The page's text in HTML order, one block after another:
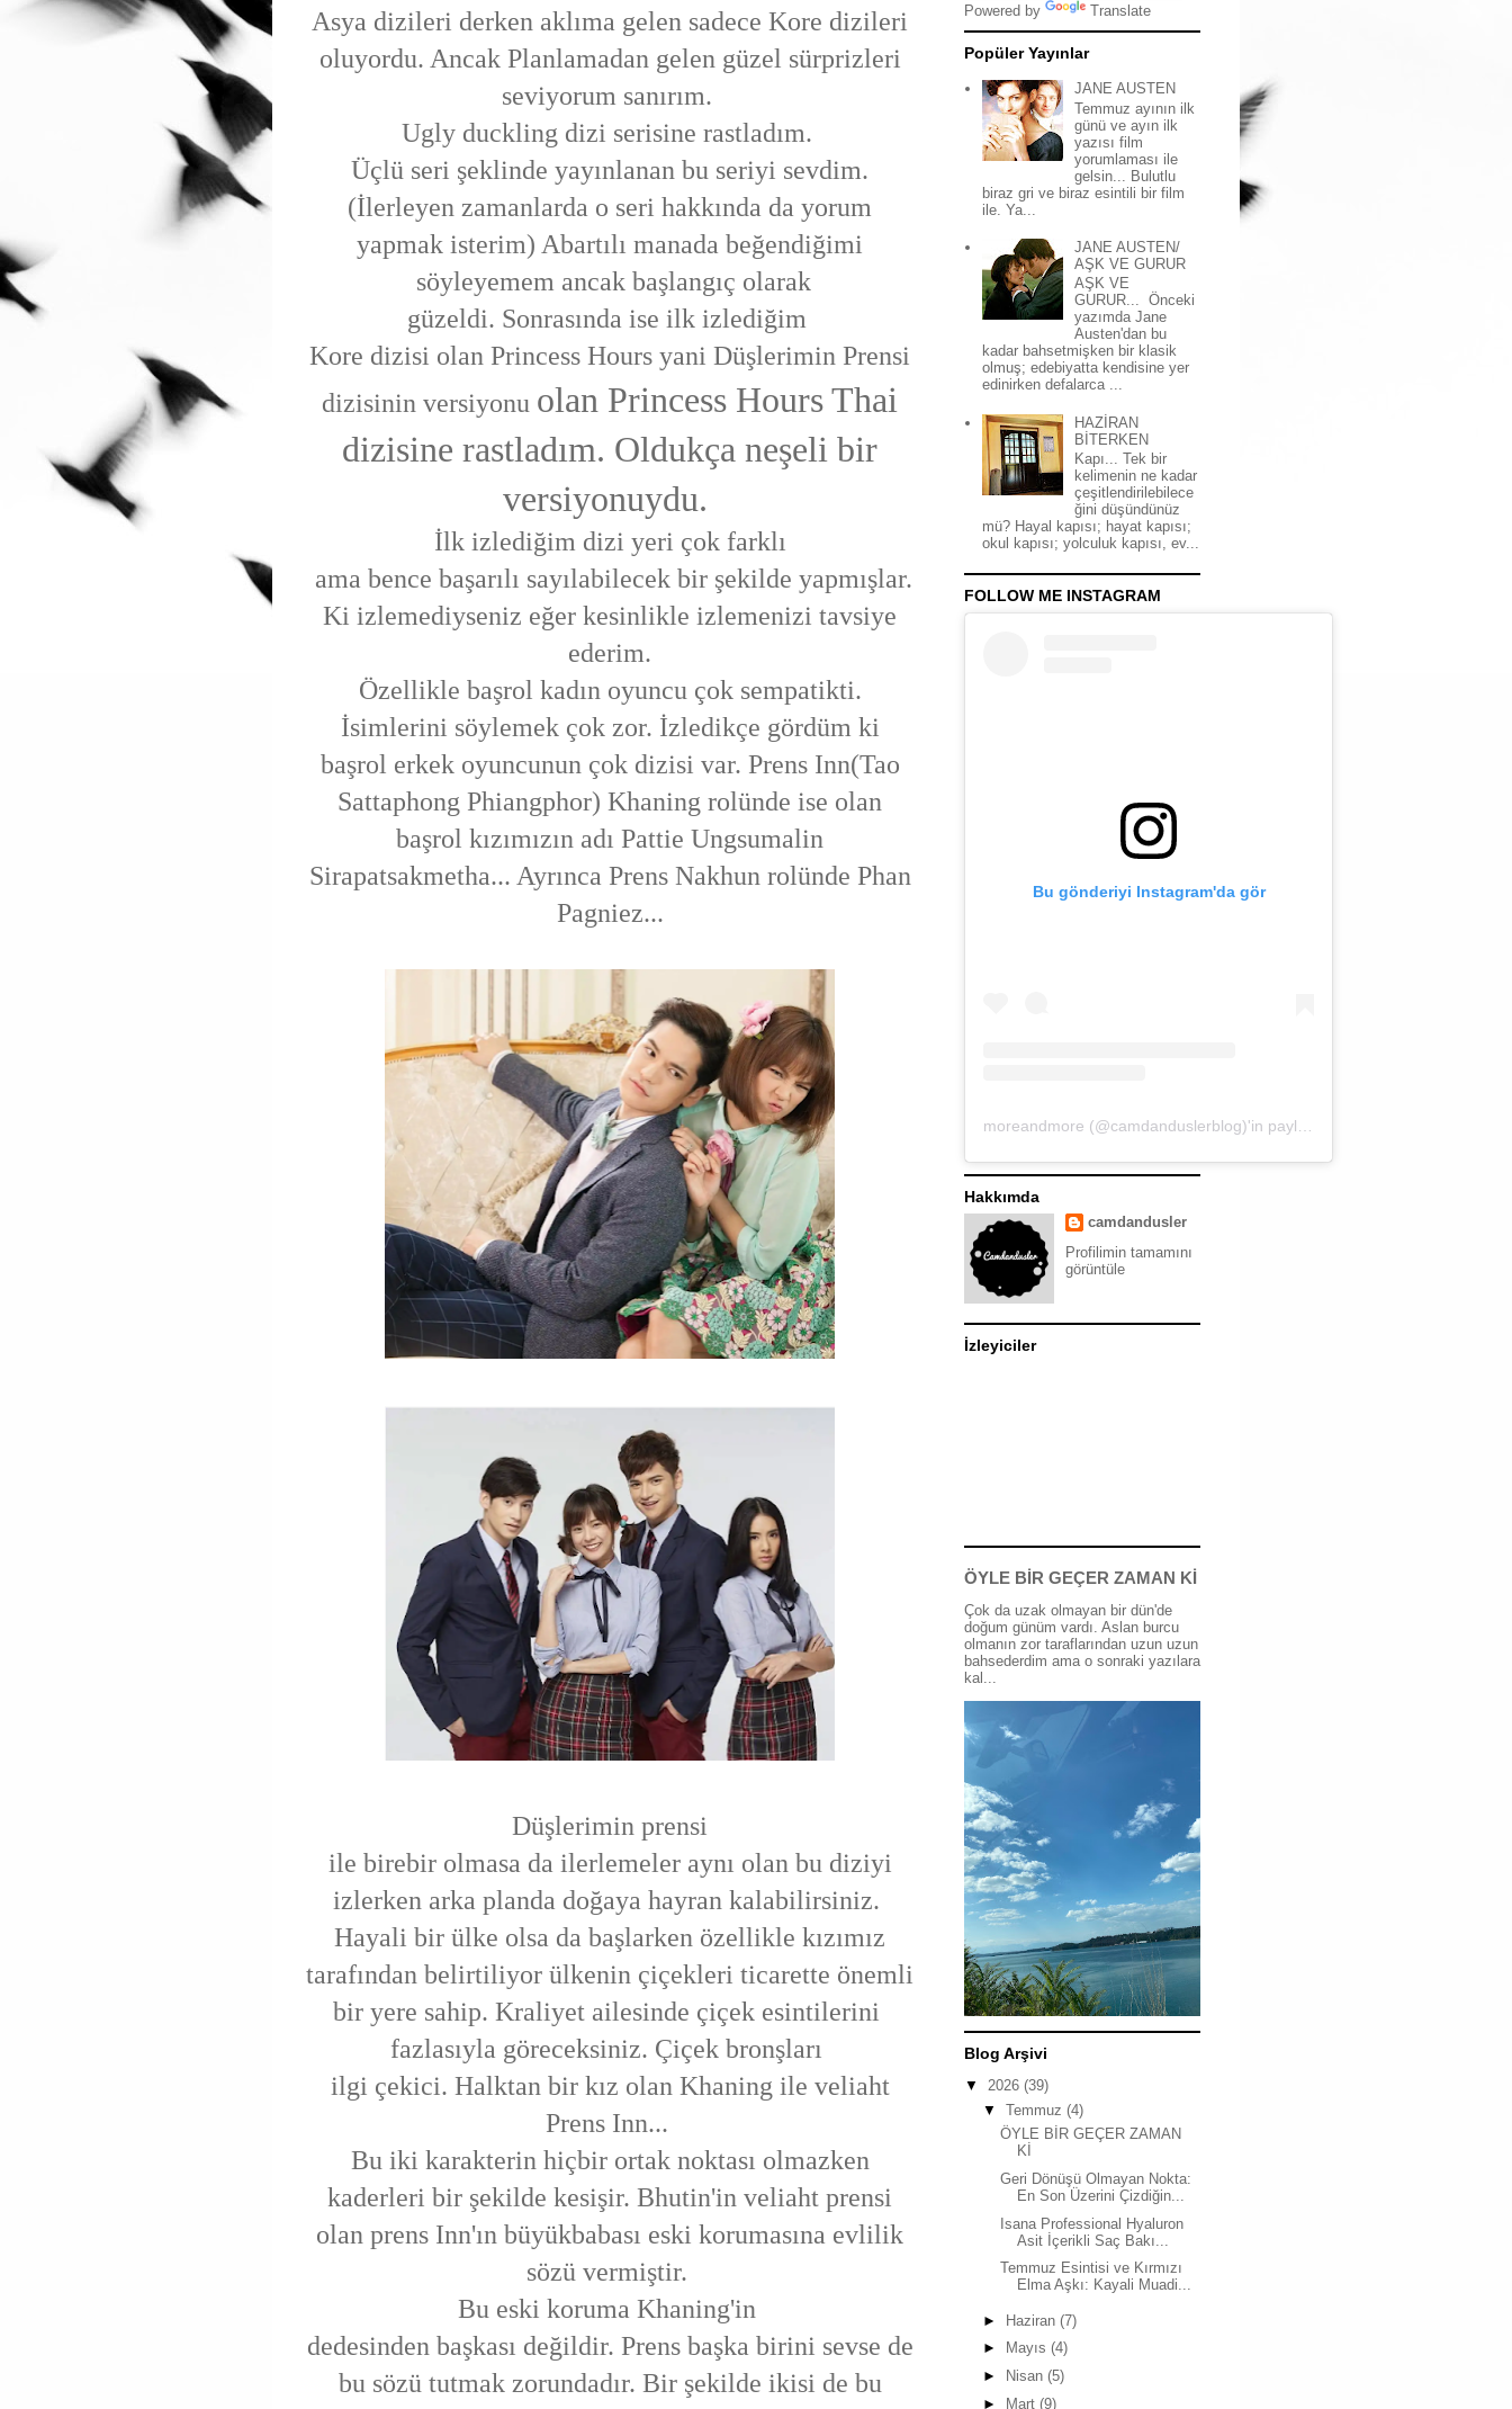
Asya dizileri derken aklıma gelen sadece Kore dizileri
oluyordu. Ancak Planlamadan gelen güzel sürprizleri
seviyorum sanırım.
Ugly duckling dizi serisine rastladım.
Üçlü seri şeklinde yayınlanan bu seriyi sevdim.
(İlerleyen zamanlarda o seri hakkında da yorum
yapmak isterim) Abartılı manada beğendiğimi
söyleyemem ancak başlangıç olarak
güzeldi. Sonrasında ise ilk izlediğim
Kore dizisi olan Princess Hours yani Düşlerimin Prensi
dizisinin versiyonu olan Princess Hours Thai
dizisine rastladım. Oldukça neşeli bir
versiyonuydu.
İlk izlediğim dizi yeri çok farklı
ama bence başarılı sayılabilecek bir şekilde yapmışlar.
Ki izlemediyseniz eğer kesinlikle izlemenizi tavsiye
ederim.
Özellikle başrol kadın oyuncu çok sempatikti.
İsimlerini söylemek çok zor. İzledikçe gördüm ki
başrol erkek oyuncunun çok dizisi var. Prens Inn(Tao
Sattaphong Phiangphor) Khaning rolünde ise olan
başrol kızımızın adı Pattie Ungsumalin
Sirapatsakmetha... Ayrınca Prens Nakhun rolünde Phan
Pagniez...
Düşlerimin prensi
ile birebir olmasa da ilerlemeler aynı olan bu diziyi
izlerken arka planda doğaya hayran kalabilirsiniz.
Hayali bir ülke olsa da başlarken özellikle kızımız
tarafından belirtiliyor ülkenin çiçekleri ticarette önemli
bir yere sahip. Kraliyet ailesinde çiçek esintilerini
fazlasıyla göreceksiniz. Çiçek bronşları
ilgi çekici. Halktan bir kız olan Khaning ile veliaht
Prens Inn...
Bu iki karakterin hiçbir ortak noktası olmazken
kaderleri bir şekilde kesişir. Bhutin'in veliaht prensi
olan prens Inn'ın büyükbabası eski korumasına evlilik
sözü vermiştir.
Bu eski koruma Khaning'in
dedesinden başkası değildir. Prens başka birini sevse de
bu sözü tutmak zorundadır. Bir şekilde ikisi de bu
Powered by Translate
Popüler Yayınlar
JANE AUSTEN
Temmuz ayının ilk
günü ve ayın ilk
yazısı film
yorumlaması ile
gelsin... Bulutlu
biraz gri ve biraz esintili bir film
ile. Ya...
JANE AUSTEN/
AŞK VE GURUR
AŞK VE
GURUR... Önceki
yazımda Jane
Austen'dan bu
kadar bahsetmişken bir klasik
olmuş; edebiyatta kendisine yer
edinirken defalarca ...
HAZİRAN
BİTERKEN
Kapı... Tek bir
kelimenin ne kadar
çeşitlendirilebilece
ğini düşündünüz
mü? Hayal kapısı; hayat kapısı;
okul kapısı; yolculuk kapısı, ev...
FOLLOW ME INSTAGRAM
Bu gönderiyi Instagram'da gör
Hakkımda
camdandusler
Profilimin tamamını
görüntüle
İzleyiciler
ÖYLE BİR GEÇER ZAMAN Kİ
Çok da uzak olmayan bir dün'de
doğum günüm vardı. Aslan burcu
olmanın zor taraflarından uzun uzun
bahsederdim ama o sonraki yazılara
kal...
Blog Arşivi
▼ 2026 (39)
▼ Temmuz (4)
ÖYLE BİR GEÇER ZAMAN
Kİ
Geri Dönüşü Olmayan Nokta:
En Son Üzerini Çizdiğin...
Isana Professional Hyaluron
Asit İçerikli Saç Bakı...
Temmuz Esintisi ve Kırmızı
Elma Aşkı: Kayali Muadi...
► Haziran (7)
►
Mayıs (4)
►
Nisan (5)
►
Mart (9)